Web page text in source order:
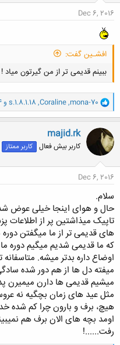
Dec 6, 2016
افشـین گفت:
ببینم قدیمی تر از من گیرتون میاد !
و
ا
ک
ن
ش
ا
mona-70
,
Coraline
,
s.1.8.1.18 و 4 کاربر دیگر
majid.rk
کاربر بیش فعال کاربر ممتاز
Dec 6, 2016
سلام.
حال و هوای اینجا خیلی عوض
تاپیک میذاشتین پر از اطلاعات
های قدیمی تر از ما میگفتن دوره
که ما قدیمی شدیم میگیم دوره
اوضاع داره بدتر میشه.
میفته دل ها از هم دور شده
میشیم قدیمی ها دارن میمیرن
مثل عید های زمان بچگیه نه
هیچ، برف و بارون چرا کم شده
اومد بچه های الان برف هم
رفت......!